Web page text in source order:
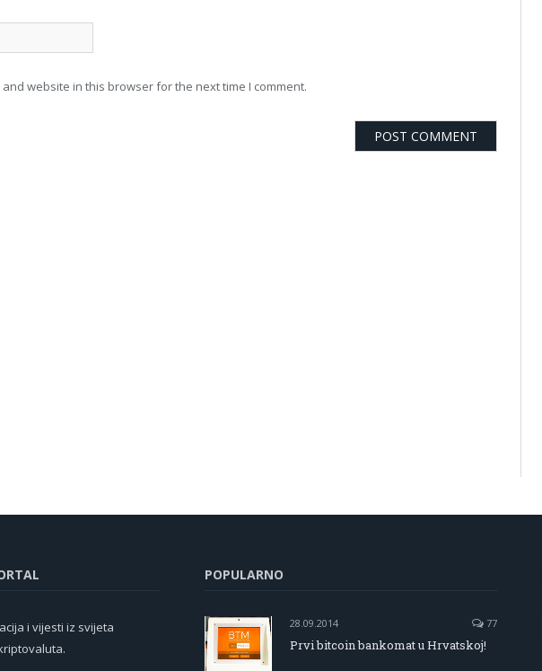
and website in this browser for the next time I comment.
i vijesti iz svijeta
POPULARNO
28.09.2014 77
Prvi bitcoin bankomat u Hrvatskoj!